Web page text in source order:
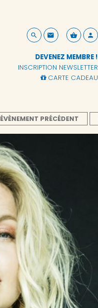
DEVENEZ MEMBRE !
INSCRIPTION NEWSLETTER
CARTE CADEAU
ÉVÈNEMENT PRÉCÉDENT